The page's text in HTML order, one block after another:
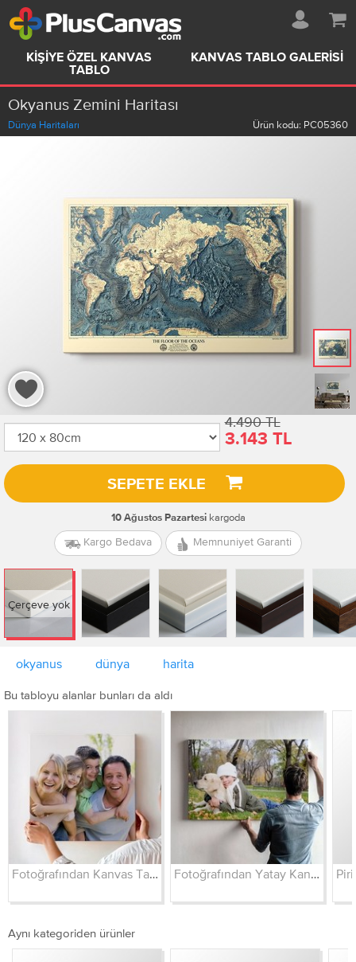
KIŞIYE ÖZEL KANVAS
TABLO
KANVAS TABLO GALERISI
Okyanus Zemini Haritası
Dünya Haritaları Ürün kodu: PC05360
4.490 TL
3.143 TL
SEPETE EKLE
10 Ağustos Pazartesikargoda
Kargo Bedava Memnuniyet Garanti
Çerçeve yok
okyanus dünya harita
Bu tabloyu alanlar bunları da aldı
Fotoğrafından Kanvas Tablo Fotoğrafından Yatay Kanvas
Aynı kategoriden ürünler